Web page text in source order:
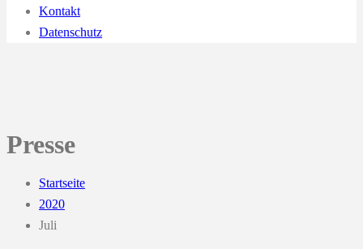
Kontakt
Datenschutz
Presse
Startseite
2020
Juli